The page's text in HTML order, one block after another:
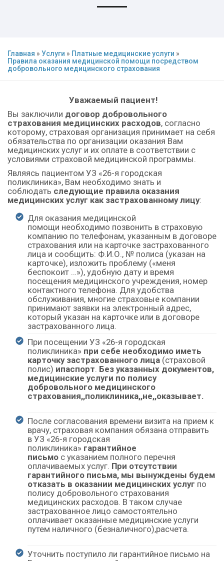
Главная » Услуги » Платные медицинские услуги »
Правила оказания медицинской помощи посредством
добровольного медицинского страхования
Уважаемый пациент!
Вы заключили договор добровольного
страхования медицинских расходов, согласно
которому, страховая организация принимает на себя
обязательства по организации оказания Вам
медицинских услуг и их оплате в соответствии с
условиями страховой медицинской программы.
Являясь пациентом УЗ «26-я городская
поликлиника», Вам необходимо знать и
соблюдать следующие правила оказания
медицинских услуг как застрахованному лицу:
Для оказания медицинской
помощи необходимо позвонить в страховую
компанию по телефонам, указанным в договоре
страхования или на карточке застрахованного
лица и сообщить: Ф.И.О., № полиса (указан на
карточке), изложить проблему («меня
беспокоит …»), удобную дату и время
посещения медицинского учреждения, номер
контактного телефона. Для удобства
обслуживания, многие страховые компании
принимают заявки на электронный адрес,
который указан на карточке или в договоре
застрахованного лица.
При посещении УЗ «26-я городская
поликлиника» при себе необходимо иметь
карточку застрахованного лица (страховой
полис) ипаспорт Без указанных документов,
медицинские услуги по полису
добровольного медицинского
страхования,,поликлиника,,не,,оказывает.
После согласования времени визита на прием к
врачу, страховая компания обязана отправить
в УЗ «26-я городская
поликлиника» гарантийное
письмо с указанием полного перечня
оплачиваемых услуг. При отсутствии
гарантийного письма, мы вынуждены будем
отказать в оказании медицинских услуг по
полису добровольного страхования
медицинских расходов. В таком случае
застрахованное лицо самостоятельно
оплачивает оказанные медицинские услуги
путем наличного (безналичного),расчета.
Уточнить поступило ли гарантийное письмо на